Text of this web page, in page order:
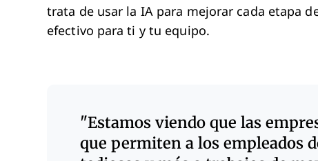
trata de usar la IA para mejorar cada etapa
efectivo para ti y tu equipo.
Estamos viendo que las
que permiten a los empleados